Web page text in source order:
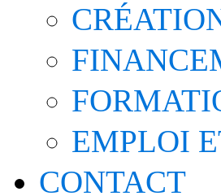
EMPLOI
CONTACT